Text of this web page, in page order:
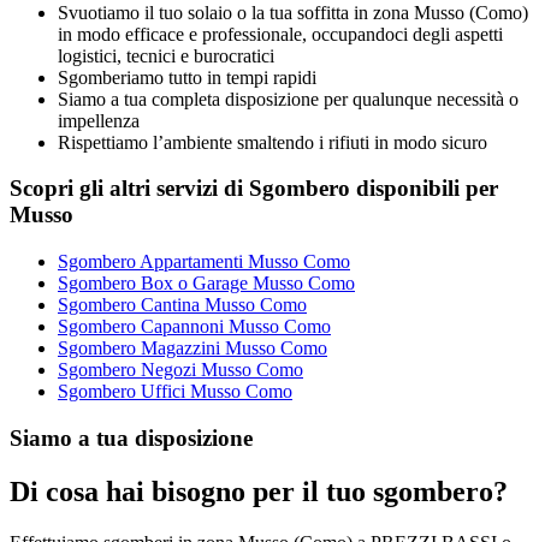
Svuotiamo il tuo solaio o la tua soffitta in zona Musso (Como)
in modo efficace e professionale, occupandoci degli aspetti
logistici, tecnici e burocratici
Sgomberiamo tutto in tempi rapidi
Siamo a tua completa disposizione per qualunque necessità o
impellenza
Rispettiamo l’ambiente smaltendo i rifiuti in modo sicuro
Scopri gli altri servizi di Sgombero disponibili per
Musso
Sgombero Appartamenti Musso Como
Sgombero Box o Garage Musso Como
Sgombero Cantina Musso Como
Sgombero Capannoni Musso Como
Sgombero Magazzini Musso Como
Sgombero Negozi Musso Como
Sgombero Uffici Musso Como
Siamo a tua disposizione
Di cosa hai bisogno per il tuo sgombero?